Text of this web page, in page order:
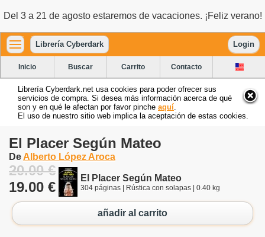
Del 3 a 21 de agosto estaremos de vacaciones. ¡Feliz verano!
Librería Cyberdark Login
Inicio Buscar Carrito Contacto
Librería Cyberdark.net usa cookies para poder ofrecer sus
servicios de compra. Si desea más información acerca de qué
son y en qué le afectan por favor pinche aquí
El uso de nuestro sitio web implica la aceptación de estas cookies.
El Placer Según Mateo
De Alberto López Aroca
20.00 €
19.00 €
El Placer Según Mateo
304 páginas | Rústica con solapas | 0.40 kg
añadir al carrito